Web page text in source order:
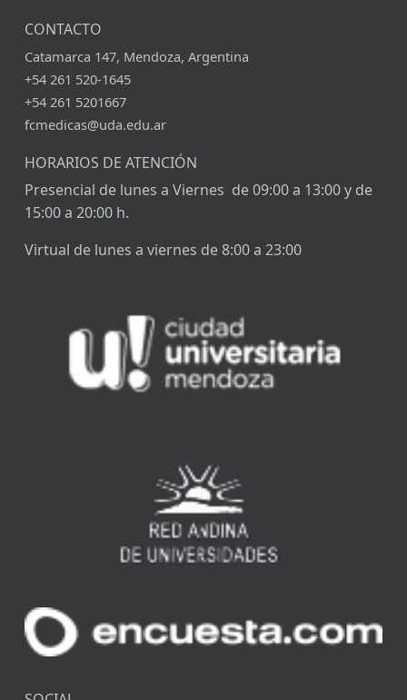
CONTACTO
Catamarca 147, Mendoza, Argentina
+54 261 520-1645
+54 261 5201667
fcmedicas@uda.edu.ar
HORARIOS DE ATENCIÓN
Presencial de lunes a Viernes de 09:00 a 13:00 y de
15:00 a 20:00 h.
Virtual de lunes a viernes de 8:00 a 23:00